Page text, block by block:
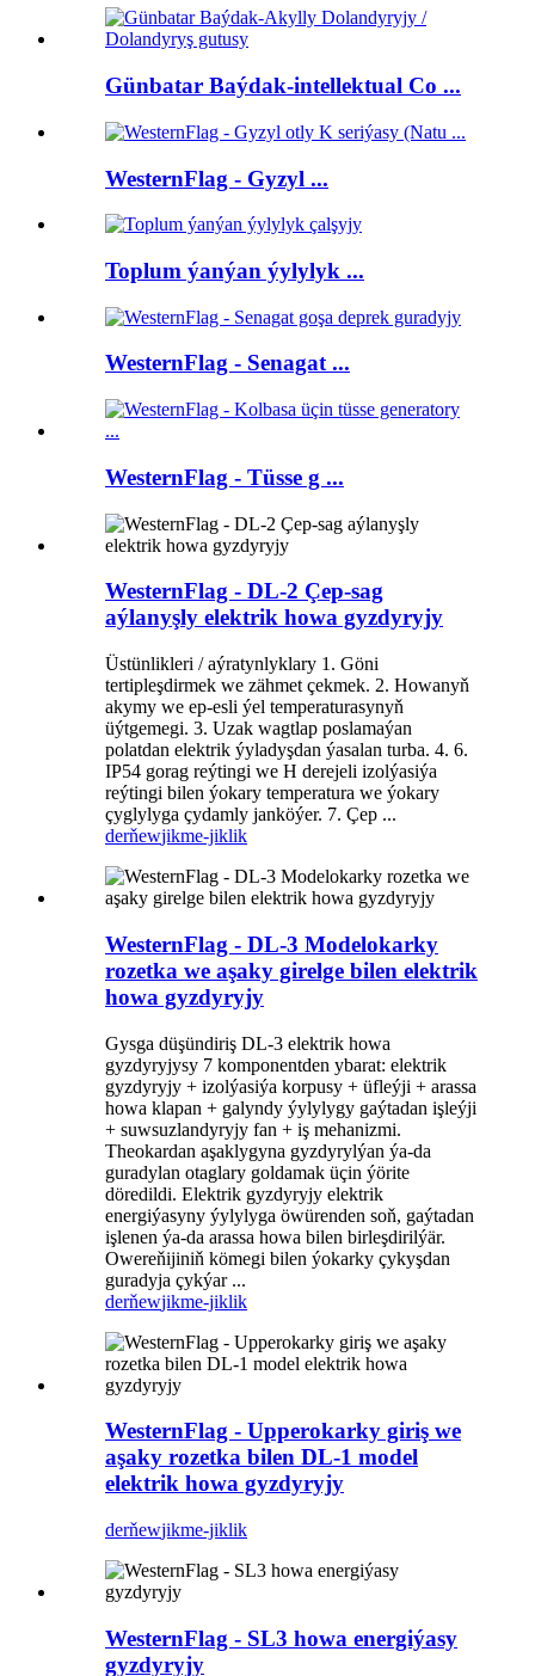
Günbatar Baýdak-intellektual Co ...
WesternFlag - Gyzyl ...
Toplum ýanýan ýylylyk ...
WesternFlag - Senagat ...
WesternFlag - Tüsse g ...
WesternFlag - DL-2 Çep-sag
aýlanyşly elektrik howa gyzdyryjy
Üstünlikleri / aýratynlyklary 1. Göni
tertipleşdirmek we zähmet çekmek. 2. Howanyň
akymy we ep-esli ýel temperaturasynyň
üýtgemegi. 3. Uzak wagtlap poslamaýan
polatdan elektrik ýyladyşdan ýasalan turba. 4. 6.
IP54 gorag reýtingi we H derejeli izolýasiýa
reýtingi bilen ýokary temperatura we ýokary
çyglylyga çydamly janköýer. 7. Çep ...
derňewjikme-jiklik
WesternFlag - DL-3 Modelokarky
rozetka we aşaky girelge bilen elektrik
howa gyzdyryjy
Gysga düşündiriş DL-3 elektrik howa
gyzdyryjysy 7 komponentden ybarat: elektrik
gyzdyryjy + izolýasiýa korpusy + üfleýji + arassa
howa klapan + galyndy ýylylygy gaýtadan işleýji
+ suwsuzlandyryjy fan + iş mehanizmi.
Theokardan aşaklygyna gyzdyrylýan ýa-da
guradylan otaglary goldamak üçin ýörite
döredildi. Elektrik gyzdyryjy elektrik
energiýasyny ýylylyga öwürenden soň, gaýtadan
işlenen ýa-da arassa howa bilen birleşdirilýär.
Owereňijiniň kömegi bilen ýokarky çykyşdan
guradyja çykýar ...
derňewjikme-jiklik
WesternFlag - Upperokarky giriş we
aşaky rozetka bilen DL-1 model
elektrik howa gyzdyryjy
derňewjikme-jiklik
WesternFlag - SL3 howa energiýasy
gyzdyryjy